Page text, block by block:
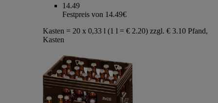
14.49
Festpreis von 14.49€
Kasten = 20 x 0,33 l (1 l = € 2.20) zzgl. € 3.10 Pfand,
Kasten